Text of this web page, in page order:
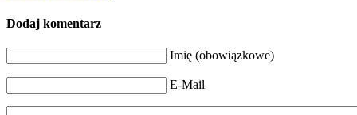
Dodaj komentarz
Imię (obowiązkowe)
E-Mail